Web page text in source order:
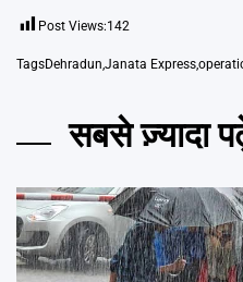
Post Views:142
TagsDehradun,Janata Express,
सबसे ज़्यादा